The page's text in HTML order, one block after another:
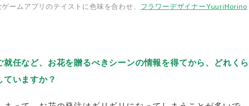
ームアプリのテイストに色味を合わせ、 フラワーデザイナーYuuriHorino
任など、お花を贈るべきシーンの情報を得てから、どれくら
いますか？